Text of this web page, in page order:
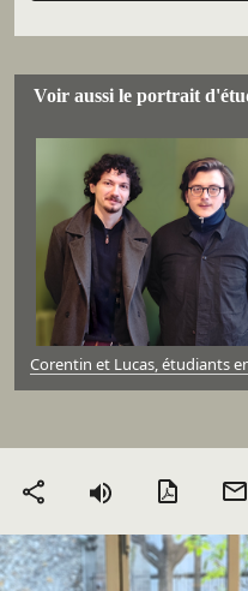
Voir aussi le portrait
Corentin et Lucas, étudiants
Partager Version